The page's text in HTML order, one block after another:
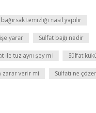
temizliği nasıl yapılır
yarar Sülfat bağı nedir
ile tuz aynı şey mi Sülfat
zarar verir mi Sülfatı ne çözer